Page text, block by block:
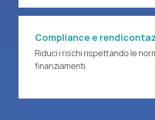
Compliance e
Riduci i rischi rispettando le
finanziamenti.